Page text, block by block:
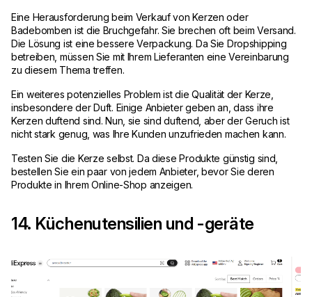
Eine Herausforderung beim Verkauf von Kerzen oder
Badebomben ist die Bruchgefahr. Sie brechen oft beim Versand.
Die Lösung ist eine bessere Verpackung. Da Sie Dropshipping
betreiben, müssen Sie mit Ihrem Lieferanten eine Vereinbarung
zu diesem Thema treffen.
Ein weiteres potenzielles Problem ist die Qualität der Kerze,
insbesondere der Duft. Einige Anbieter geben an, dass ihre
Kerzen duftend sind. Nun, sie sind duftend, aber der Geruch ist
nicht stark genug, was Ihre Kunden unzufrieden machen kann.
Testen Sie die Kerze selbst. Da diese Produkte günstig sind,
bestellen Sie ein paar von jedem Anbieter, bevor Sie deren
Produkte in Ihrem Online-Shop anzeigen.
14. Küchenutensilien und -geräte